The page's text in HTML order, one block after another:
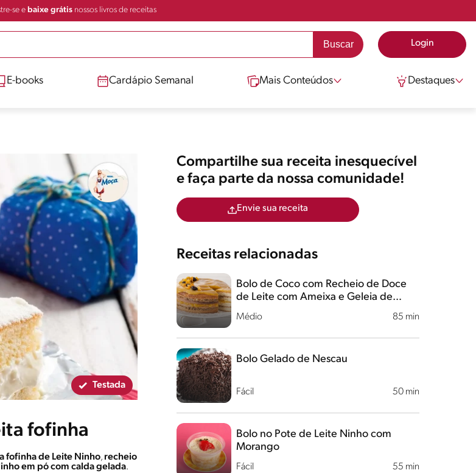
se ebaixe grátisnossos livros de receitas
Login
E-books Cardápio Semanal Mais Conteúdos Destaques
Testada
fofinha
fofinha de Leite Ninho, recheio
em pó com calda gelada.
Compartilhe sua receita inesquecível
e faça parte da nossa comunidade!
Envie sua receita
Receitas relacionadas
Médio 85 min
Bolo de Coco com Recheio de Doce
de Leite com Ameixa e Geleia de
Damasco
Fácil 50 min
Bolo Gelado de Nescau
Fácil 55 min
Bolo no Pote de Leite Ninho com
Morango